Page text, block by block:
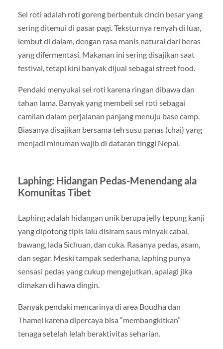
Sel roti adalah roti goreng berbentuk cincin besar yang
sering ditemui di pasar pagi. Teksturnya renyah di luar,
lembut di dalam, dengan rasa manis natural dari beras
yang difermentasi. Makanan ini sering disajikan saat
festival, tetapi kini banyak dijual sebagai street food.
Pendaki menyukai sel roti karena ringan dibawa dan
tahan lama. Banyak yang membeli sel roti sebagai
camilan dalam perjalanan panjang menuju base camp.
Biasanya disajikan bersama teh susu panas (chai) yang
menjadi minuman wajib di dataran tinggi Nepal.
Laphing: Hidangan Pedas-Menendang ala
Komunitas Tibet
Laphing adalah hidangan unik berupa jelly tepung kanji
yang dipotong tipis lalu disiram saus minyak cabai,
bawang, lada Sichuan, dan cuka. Rasanya pedas, asam,
dan segar. Meski tampak sederhana, laphing punya
sensasi pedas yang cukup mengejutkan, apalagi jika
dimakan di hawa dingin.
Banyak pendaki mencarinya di area Boudha dan
Thamel karena dipercaya bisa “membangkitkan”
tenaga setelah lelah beraktivitas seharian.